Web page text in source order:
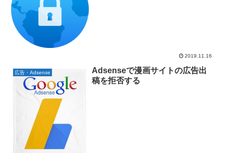
2019.11.16
広告・Adsense
Adsenseで漫画サイトの広告出
稿を拒否する